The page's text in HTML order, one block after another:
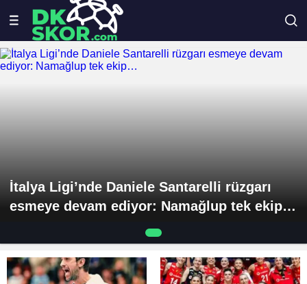
İtalya Ligi’nde Daniele Santarelli rüzgarı
esmeye devam ediyor: Namağlup tek ekip…